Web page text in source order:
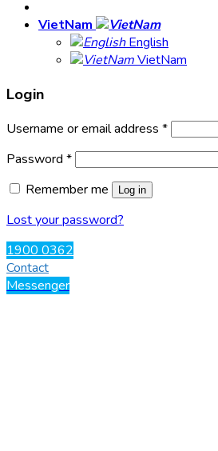
VietNam
English
VietNam
Login
Username or email address *
Password *
Remember me
Log in
Lost your password?
1900 0362
Contact
Messenger